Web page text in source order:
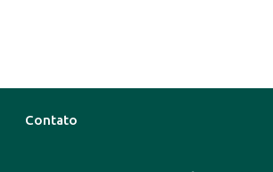
Contato